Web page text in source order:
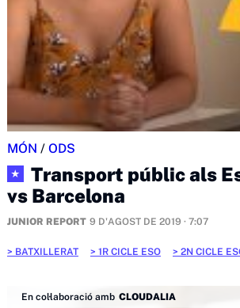
MÓN / ODS
★
Transport públic als
vs Barcelona
JUNIOR REPORT 9 D'AGOST DE 2019 · 7:07
BATXILLERAT 1R CICLE ESO 2N CICLE
En col·laboració amb CLOUDALIA